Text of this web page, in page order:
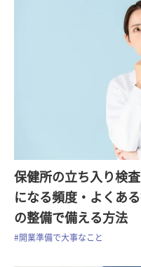
保健所の立ち入り検
になる頻度・よくあ
の整備で備える方法
#開業準備で大事なこと